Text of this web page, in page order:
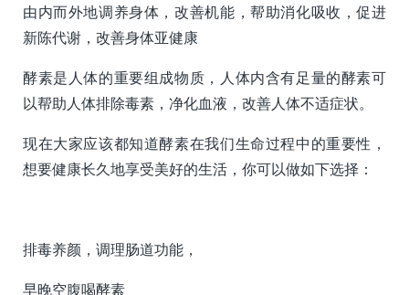
由内而外地调养身体，改善机能，帮助消化吸收，促进
新陈代谢，改善身体亚健康
酵素是人体的重要组成物质，人体内含有足量的酵素可
以帮助人体排除毒素，净化血液，改善人体不适症状。
现在大家应该都知道酵素在我们生命过程中的重要性，
想要健康长久地享受美好的生活，你可以做如下选择：
排毒养颜，调理肠道功能，
早晚空腹喝酵素